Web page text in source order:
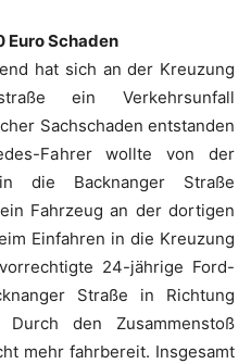
Schaden
hat sich an der Kreuzung
ein Verkehrsunfall
Sachschaden entstanden
Fahrer wollte von der
die Backnanger Straße
Fahrzeug an der dortigen
Einfahren in die Kreuzung
24-jährige Ford-
Straße in Richtung
den Zusammenstoß
mehr fahrbereit. Insgesamt